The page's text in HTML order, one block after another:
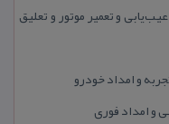
و تعمیر موتور و تعلیق
و امداد فوری